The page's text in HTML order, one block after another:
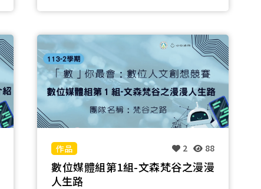
2 88
數位媒體組第1組-文森梵谷之漫漫
人生路